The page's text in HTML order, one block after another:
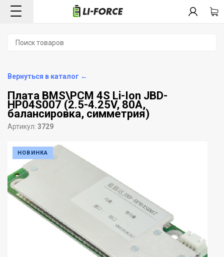
Вернуться в каталог ←
Плата BMS\PCM 4S Li-Ion JBD-
HP04S007 (2.5-4.25V, 80A,
балансировка, симметрия)
Артикул: 3729
НОВИНКА